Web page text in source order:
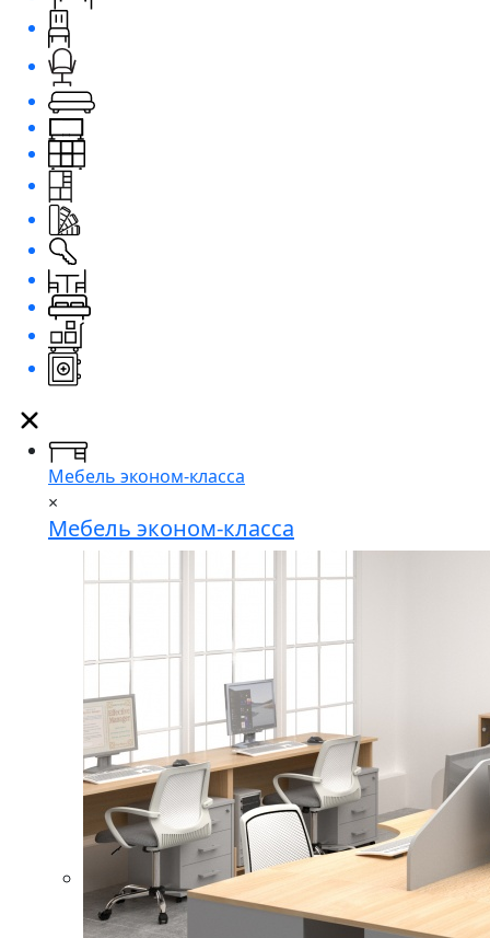
Мебель эконом-класса
×
Мебель эконом-класса